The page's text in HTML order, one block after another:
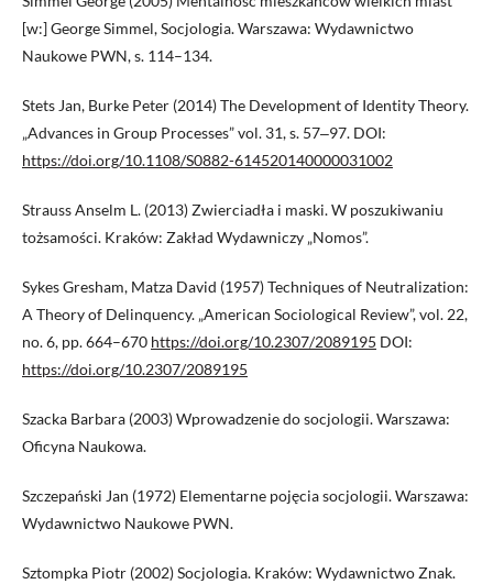
[w:] George Simmel, Socjologia. Warszawa: Wydawnictwo
Naukowe PWN, s. 114–134.
Stets Jan, Burke Peter (2014) The Development of Identity Theory.
„Advances in Group Processes” vol. 31, s. 57‒97. DOI:
https://doi.org/10.1108/S0882-614520140000031002
Strauss Anselm L. (2013) Zwierciadła i maski. W poszukiwaniu
tożsamości. Kraków: Zakład Wydawniczy „Nomos”.
Sykes Gresham, Matza David (1957) Techniques of Neutralization:
A Theory of Delinquency. „American Sociological Review”, vol. 22,
no. 6, pp. 664–670 https://doi.org/10.2307/2089195 DOI:
https://doi.org/10.2307/2089195
Szacka Barbara (2003) Wprowadzenie do socjologii. Warszawa:
Oficyna Naukowa.
Szczepański Jan (1972) Elementarne pojęcia socjologii. Warszawa:
Wydawnictwo Naukowe PWN.
Sztompka Piotr (2002) Socjologia. Kraków: Wydawnictwo Znak.